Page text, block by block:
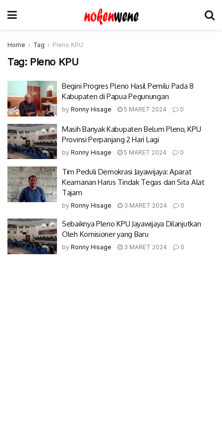
Home Tag Pleno KPU
Tag: Pleno KPU
Begini Progres Pleno Hasil Pemilu Pada 8
Kabupaten di Papua Pegunungan
by Ronny Hisage 5 MARET 2024 0
Masih Banyak Kabupaten Belum Pleno, KPU
Provinsi Perpanjang 2 Hari Lagi
by Ronny Hisage 5 MARET 2024 0
Tim Peduli Demokrasi Jayawijaya: Aparat
Keamanan Harus Tindak Tegas dan Sita Alat
Tajam
by Ronny Hisage 3 MARET 2024 0
Sebaiknya Pleno KPU Jayawijaya Dilanjutkan
Oleh Komisioner yang Baru
by Ronny Hisage 3 MARET 2024 0